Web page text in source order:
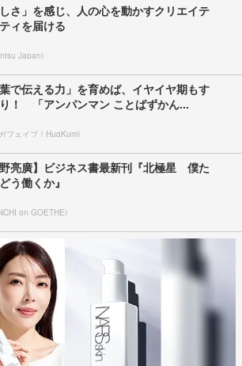
しさ」を感じ、人の心を動かすクリエイテ
ィを届ける
Japan)
葉で伝える力」を育めば、イヤイヤ期もす
！ 「アンパンマン ことばずかん...
フェイブ｜HugKum)
野亮廣】ビジネス書最新刊『北極星 僕た
う働くか』
on GOETHE)